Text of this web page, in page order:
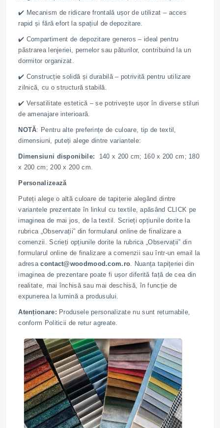
✔️ Mecanism de ridicare frontală ușor de utilizat – acces
rapid și fără efort la spațiul de depozitare.
✔️ Compartiment de depozitare generos – ideal pentru
păstrarea lenjeriei, pernelor sau păturilor, contribuind la un
dormitor organizat.
✔️ Construcție solidă și durabilă – potrivită pentru utilizare
zilnică, cu o structură stabilă.
✔️ Versatilitate estetică – se potrivește ușor în diverse stiluri
de amenajare interioară.
NOTĂ: Pentru alte preferințe de culoare, tip de textil,
dimensiuni, puteți alege dintre variantele:
Dimensiuni disponibile: 140 x 200 cm; 160 x 200 cm; 180
x 200 cm; 200 x 200 cm.
Personalizează
Puteți alege o altă culoare de tapițerie alegând dintre
variantele prezentate în linkul cu textile, apăsând CLICK pe
imaginea de mai jos, de la textil. Scrieți opțiunile dorite la
rubrica „Observații” din formularul online de finalizare a
comenzii. Scrieți opțiunile dorite la rubrica „Observații” din
formularul online de finalizare a comenzii sau într-un email la
adresacontact@woodmood.com.ro . Nuanța tapițeriei din
imaginea de prezentare poate fi ușor diferită față de cea din
realitate, mai închisă sau mai deschisă, în funcție de
expunerea la lumină a produsului.
Atenționare: Produsele personalizate nu sunt returnabile,
conform Politicii de retur agreate.